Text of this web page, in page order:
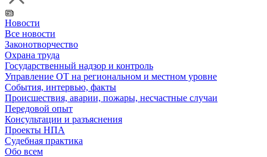
Новости
Все новости
Законотворчество
Охрана труда
Государственный надзор и контроль
Управление ОТ на региональном и местном уровне
События, интервью, факты
Происшествия, аварии, пожары, несчастные случаи
Передовой опыт
Консультации и разъяснения
Проекты НПА
Судебная практика
Обо всем